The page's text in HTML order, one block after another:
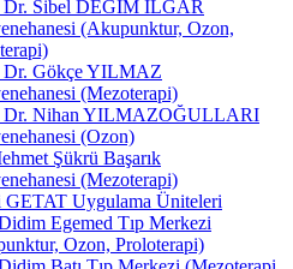
Dr. Sibel DEĞİM ILGAR
(Akupunktur, Ozon,
Dr. Gökçe YILMAZ
(Mezoterapi)
Dr. Nihan YILMAZOĞULLARI
(Ozon)
Şükrü Başarık
(Mezoterapi)
Uygulama Üniteleri
Egemed Tıp Merkezi
Ozon, Proloterapi)